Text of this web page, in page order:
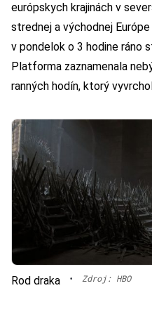
európskych krajinách v
strednej a východnej
v pondelok o 3 hodine ráno
Platforma zaznamenala
ranných hodín, ktorý
Rod draka • Zdroj: HBO